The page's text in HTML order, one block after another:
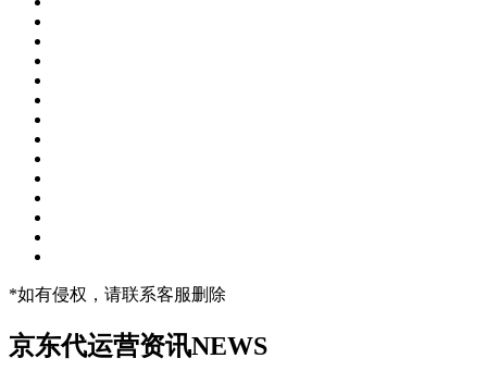
*如有侵权，请联系客服删除
京东代运营资讯NEWS